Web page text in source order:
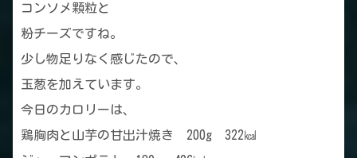
コンソメ顆粒と
粉チーズですね。
少し物足りなく感じたので、
玉葱を加えています。
今日のカロリーは、
鶏胸肉と山芋の甘出汁焼き 200g 322㎉